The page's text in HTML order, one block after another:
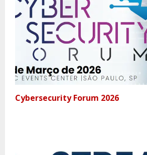
Cybersecurity Forum 2026